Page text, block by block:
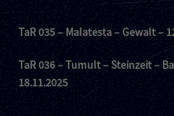
TaR 035 – Malatesta – Gewalt –
TaR 036 – Tumult – Steinzeit –
18.11.2025